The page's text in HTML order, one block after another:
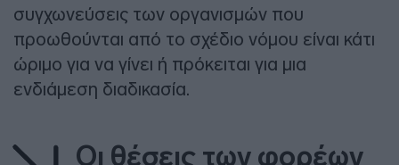
συγχωνεύσεις των οργανισμών που
προωθούνται από το σχέδιο νόμου είναι κάτι
ώριμο για να γίνει ή πρόκειται για μια
ενδιάμεση διαδικασία.
Οι θέσεις των φορέων